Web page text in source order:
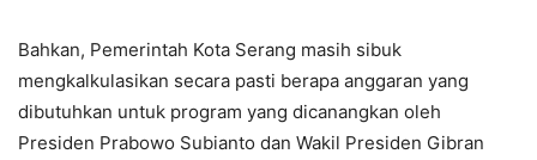
Bahkan, Pemerintah Kota Serang masih sibuk
mengkalkulasikan secara pasti berapa anggaran yang
dibutuhkan untuk program yang dicanangkan oleh
Presiden Prabowo Subianto dan Wakil Presiden Gibran